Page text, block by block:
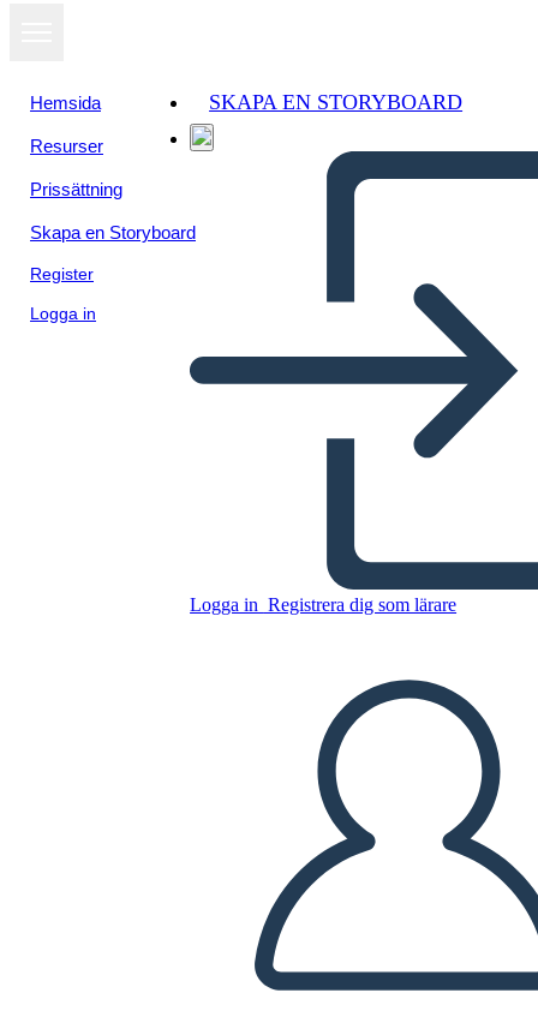
Hemsida
Resurser
Prissättning
Skapa en Storyboard
Register
Logga in
SKAPA EN STORYBOARD
Logga in Registrera dig som lärare
Text Bevis 3 Cell Spider
Kopiera denna storyboard
SKAPA EN STORYBOARD
SPELA UPP BILDSPEL
LÄS FÖR MIG